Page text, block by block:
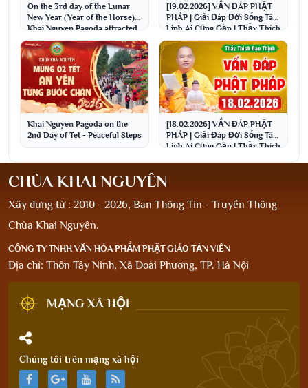
On the 3rd day of the Lunar
New Year (Year of the Horse),
Khai Nguyen Pagoda attracted
thousands ...
[19.02.2026] VẤN ĐÁP PHẬT
PHÁP | Giải Đáp Đời Sống Tâm
Linh Ai Cũng Gặp | Thầy Thích
Đạo Thịnh
Khai Nguyen Pagoda on the
2nd Day of Tet - Peaceful Steps
[18.02.2026] VẤN ĐÁP PHẬT
PHÁP | Giải Đáp Đời Sống Tâm
Linh Ai Cũng Gặp | Thầy Thích
CHÙA KHAI NGUYÊN
Xây dựng từ : 2010 - 2026, Ban Thông Tin - Truyền Thông
Chùa Khai Nguyên.
CÔNG TY TNHH VĂN HÓA PHẨM PHẬT GIÁO TẢN VIÊN
Địa chỉ: Thôn Tây Ninh, Xã Đoài Phương, TP. Hà Nội
MẠNG XÃ HỘI
Chúng tôi trên mạng xã hội